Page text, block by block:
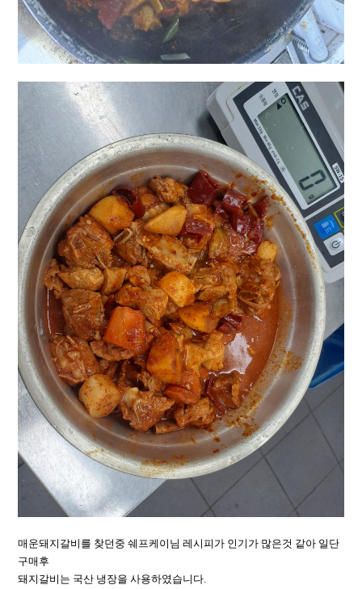
매운돼지갈비를 찾던중 쉐프케이님 레시피가 인기가 많은것 같아 일단
구매후
돼지갈비는 국산 냉장을 사용하였습니다.